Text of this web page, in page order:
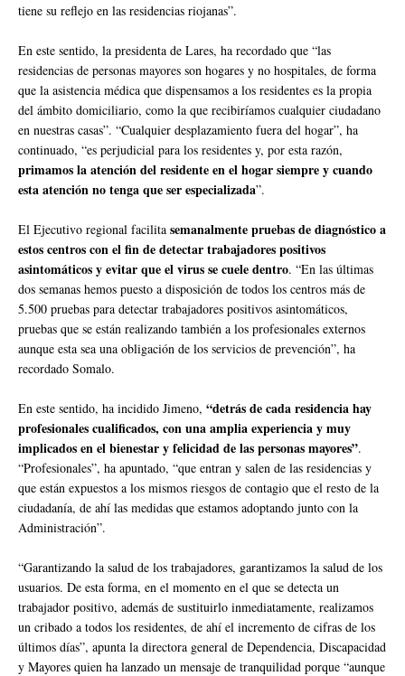
tiene su reflejo en las residencias riojanas”.
En este sentido, la presidenta de Lares, ha recordado que “las
residencias de personas mayores son hogares y no hospitales, de forma
que la asistencia médica que dispensamos a los residentes es la propia
del ámbito domiciliario, como la que recibiríamos cualquier ciudadano
en nuestras casas”. “Cualquier desplazamiento fuera del hogar”, ha
continuado, “es perjudicial para los residentes y, por esta razón,
primamos la atención del residente en el hogar siempre y cuando
esta atención no tenga que ser especializada”.
El Ejecutivo regional facilita semanalmente pruebas de diagnóstico a
estos centros con el fin de detectar trabajadores positivos
asintomáticos y evitar que el virus se cuele dentro. “En las últimas
dos semanas hemos puesto a disposición de todos los centros más de
5.500 pruebas para detectar trabajadores positivos asintomáticos,
pruebas que se están realizando también a los profesionales externos
aunque esta sea una obligación de los servicios de prevención”, ha
recordado Somalo.
En este sentido, ha incidido Jimeno, “detrás de cada residencia hay
profesionales cualificados, con una amplia experiencia y muy
implicados en el bienestar y felicidad de las personas mayores”.
“Profesionales”, ha apuntado, “que entran y salen de las residencias y
que están expuestos a los mismos riesgos de contagio que el resto de la
ciudadanía, de ahí las medidas que estamos adoptando junto con la
Administración”.
“Garantizando la salud de los trabajadores, garantizamos la salud de los
usuarios. De esta forma, en el momento en el que se detecta un
trabajador positivo, además de sustituirlo inmediatamente, realizamos
un cribado a todos los residentes, de ahí el incremento de cifras de los
últimos días”, apunta la directora general de Dependencia, Discapacidad
y Mayores quien ha lanzado un mensaje de tranquilidad porque “aunque